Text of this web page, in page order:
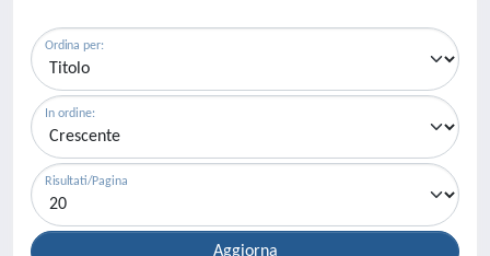
Ordina per:
In ordine:
Risultati/Pagina